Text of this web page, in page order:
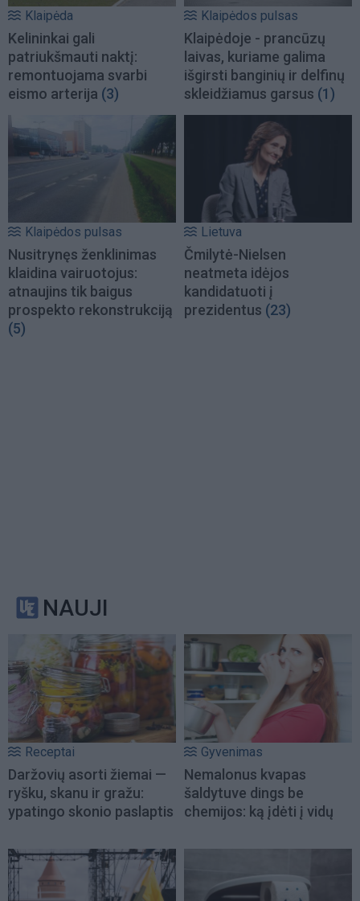
Klaipėda
Kelininkai gali
patriukšmauti naktį:
remontuojama svarbi
eismo arterija (3)
Klaipėdos pulsas
Klaipėdoje - prancūzų
laivas, kuriame galima
išgirsti banginių ir delfinų
skleidžiamus garsus (1)
Klaipėdos pulsas
Nusitrynęs ženklinimas
klaidina vairuotojus:
atnaujins tik baigus
prospekto rekonstrukciją
(5)
Lietuva
Čmilytė-Nielsen
neatmeta idėjos
kandidatuoti į
prezidentus (23)
NAUJI
Receptai
Daržovių asorti žiemai —
ryšku, skanu ir gražu:
ypatingo skonio paslaptis
Gyvenimas
Nemalonus kvapas
šaldytuve dings be
chemijos: ką įdėti į vidų